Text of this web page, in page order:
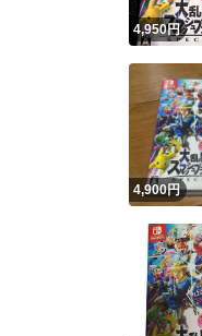
4,950円
4,900円